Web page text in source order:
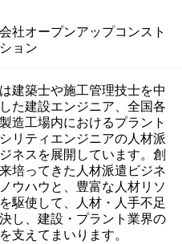
社オープンアップコンスト
ョン
建築士や施工管理技士を中
た建設エンジニア、全国各
造工場内におけるプラント
リティエンジニアの人材派
ネスを展開しています。創
培ってきた人材派遣ビジネ
ウハウと、豊富な人材リソ
駆使して、人材・人手不足
し、建設・プラント業界の
支えてまいります。